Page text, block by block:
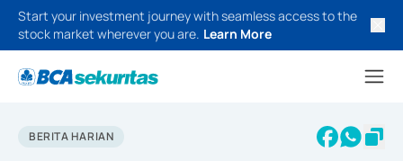
Start your investment journey with seamless access to the
stock market wherever you are. Learn More
BERITA HARIAN